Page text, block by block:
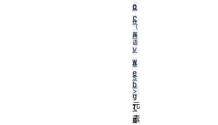
c
a
n
v
a
s
>
元
素
o
r
w
e
b
g
l
c